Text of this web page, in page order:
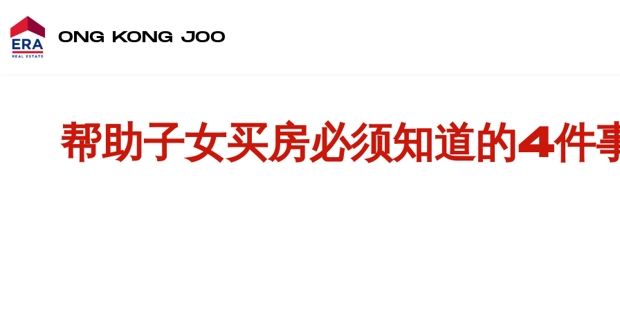
ONG KONG JOO
帮助子女买房必须知道的4件